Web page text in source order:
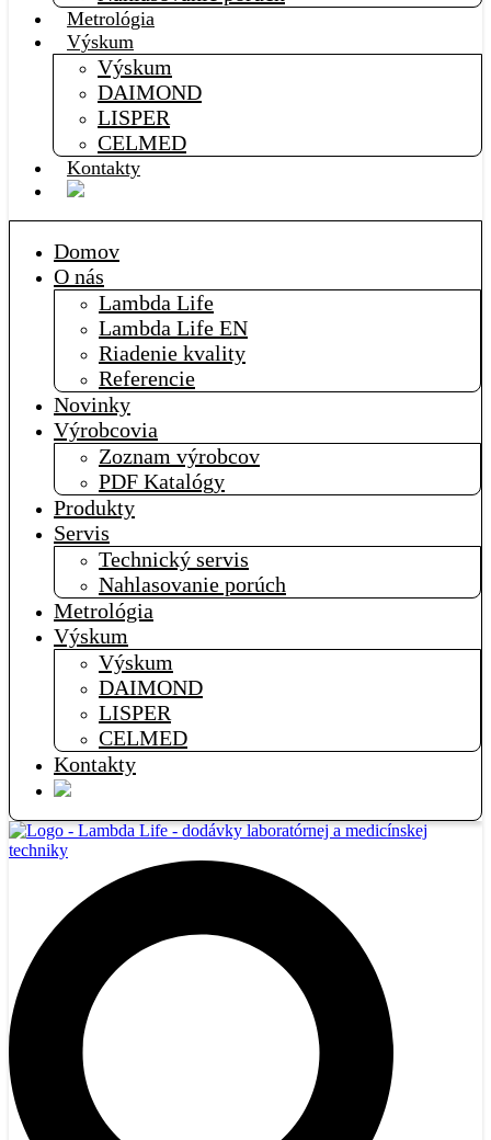
Metrológia
Výskum
Výskum
DAIMOND
LISPER
CELMED
Kontakty
Domov
O nás
Lambda Life
Lambda Life EN
Riadenie kvality
Referencie
Novinky
Výrobcovia
Zoznam výrobcov
PDF Katalógy
Produkty
Servis
Technický servis
Nahlasovanie porúch
Metrológia
Výskum
Výskum
DAIMOND
LISPER
CELMED
Kontakty